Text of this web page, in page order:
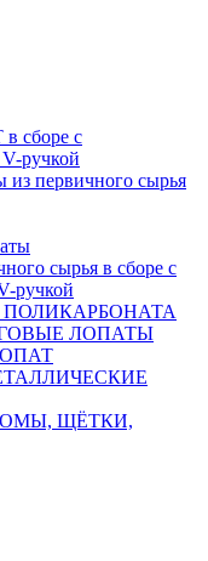
сборе с
ручкой
из первичного сырья
сырья в сборе с
ручкой
ЛОПАТЫ
ЩЁТКИ,